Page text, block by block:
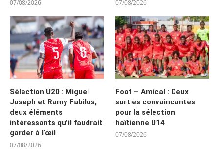
07/08/2026 07/08/2026
Sélection U20 : Miguel
Joseph et Ramy Fabilus,
deux éléments
intéressants qu’il faudrait
garder à l’œil
07/08/2026
Foot – Amical : Deux
sorties convaincantes
pour la sélection
haïtienne U14
07/08/2026